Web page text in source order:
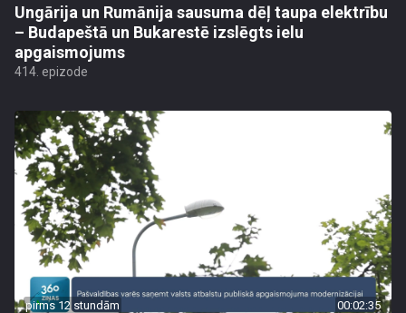
Ungārija un Rumānija sausuma dēļ taupa elektrību
– Budapeštā un Bukarestē izslēgts ielu
apgaismojums
414. epizode
pirms 12 stundām 00:02:35